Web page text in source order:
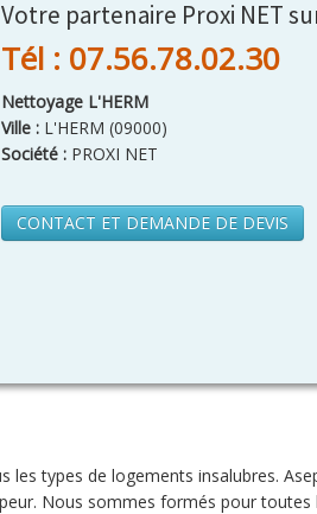
Votre partenaire Proxi NET
Tél : 07.56.78.02.30
Nettoyage L'HERM
Ville : L'HERM (09000)
Société : PROXI NET
CONTACT ET DEMANDE DE DEVIS
types de logements insalubres.
Nous sommes formés pour toutes